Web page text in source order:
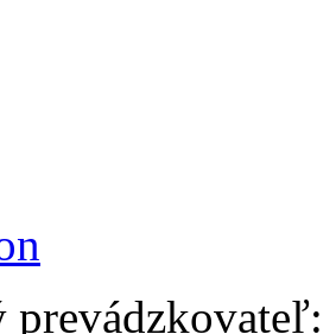
prevádzkovateľ: